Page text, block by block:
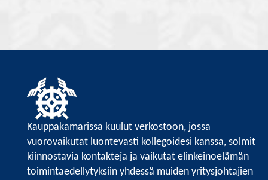
Kauppakamarissa kuulut verkostoon, jossa
vuorovaikutat luontevasti kollegoidesi kanssa, solmit
kiinnostavia kontakteja ja vaikutat elinkeinoelämän
toimintaedellytyksiin yhdessä muiden yritysjohtajien